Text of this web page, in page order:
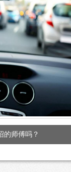
的师傅吗？